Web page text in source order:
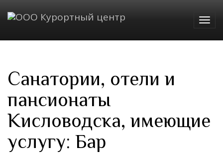
Санатории, отели и
пансионаты
Кисловодска, имеющие
услугу: Бар